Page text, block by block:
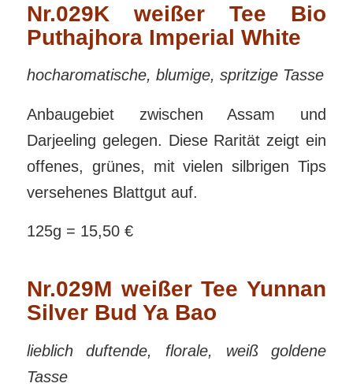
Nr.029K weißer Tee Bio
Puthajhora Imperial White
hocharomatische, blumige, spritzige Tasse
Anbaugebiet zwischen Assam und
Darjeeling gelegen. Diese Rarität zeigt ein
offenes, grünes, mit vielen silbrigen Tips
versehenes Blattgut auf.
125g = 15,50 €
Nr.029M weißer Tee Yunnan
Silver Bud Ya Bao
lieblich duftende, florale, weiß goldene
Tasse